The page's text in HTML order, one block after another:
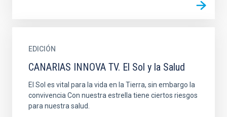
EDICIÓN
CANARIAS INNOVA TV. El Sol y la Salud
El Sol es vital para la vida en la Tierra, sin embargo la
convivencia Con nuestra estrella tiene ciertos riesgos
para nuestra salud.